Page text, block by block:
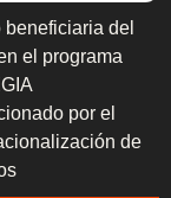
del
el programa
por el
de